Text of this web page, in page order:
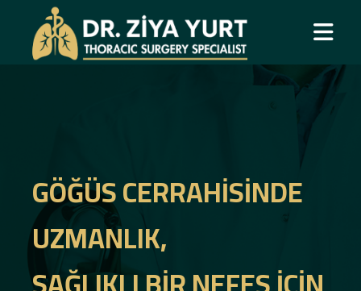
GÖĞÜS CERRAHISINDE
UZMANLIK,